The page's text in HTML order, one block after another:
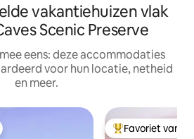
vakantiehuizen vlak
Scenic Preserve
eens: deze accommodaties
voor hun locatie, netheid
en meer.
Topfavoriet van
Favoriet van